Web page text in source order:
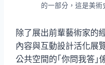
的一部分，這是美術
除了展出前輩藝術家的
內容與互動設計活化展
公共空間的｢你問我答｣